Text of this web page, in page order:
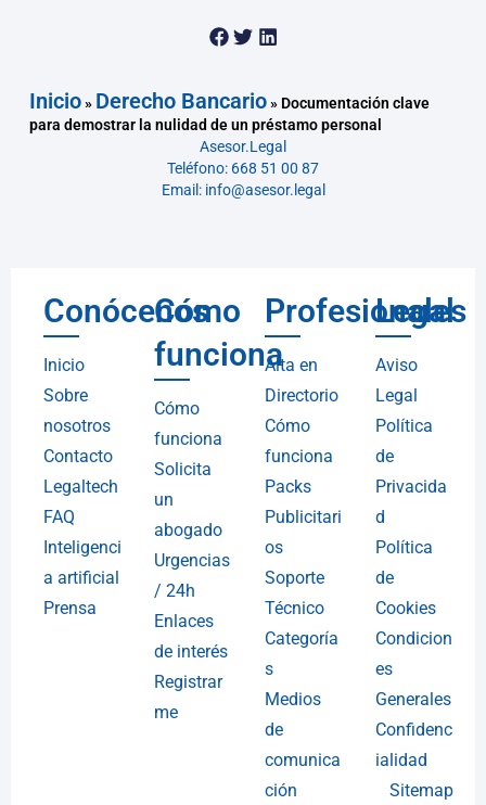
Inicio» Derecho Bancario» Documentación clave
para demostrar la nulidad de un préstamo personal
Asesor.Legal
Teléfono: 668 51 00 87
Email: info@asesor.legal
Conócenos
Inicio
Sobre
nosotros
Contacto
Legaltech
FAQ
Inteligenci
a artificial
Prensa
Cómo
funciona
Cómo
funciona
Solicita
un
abogado
Urgencias
/ 24h
Enlaces
de interés
Registrar
me
Profesionales
Alta en
Directorio
Cómo
funciona
Packs
Publicitari
os
Soporte
Técnico
Categoría
s
Medios
de
comunica
ción
Legal
Aviso
Legal
Política
de
Privacida
d
Política
de
Cookies
Condicion
es
Generales
Confidenc
ialidad
Sitemap